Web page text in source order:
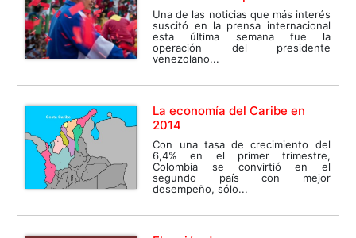
Una de las noticias que más interés
suscitó en la prensa internacional
esta última semana fue la
operación del presidente
venezolano...
La economía del Caribe en
2014
Con una tasa de crecimiento del
6,4% en el primer trimestre,
Colombia se convirtió en el
segundo país con mejor
desempeño, sólo...